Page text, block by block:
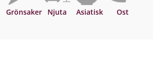
Grönsaker Njuta Asiatisk Ost